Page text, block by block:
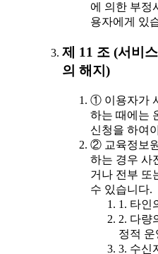
에 의한 부정
용자에게 있
제 11 조 (서비
의 해지)
① 이용자가
하는 때에는
신청을 하여
② 교육정보
하는 경우 사
거나 전부 또
수 있습니다.
1. 타인
2. 다량
정적
3. 수신